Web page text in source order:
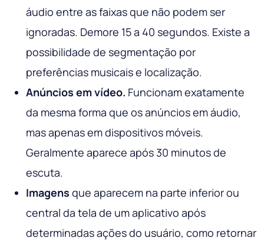
áudio entre as faixas que não podem ser
ignoradas. Demore 15 a 40 segundos. Existe a
possibilidade de segmentação por
preferências musicais e localização.
Anúncios em vídeo. Funcionam exatamente
da mesma forma que os anúncios em áudio,
mas apenas em dispositivos móveis.
Geralmente aparece após 30 minutos de
escuta.
Imagens que aparecem na parte inferior ou
central da tela de um aplicativo após
determinadas ações do usuário, como retornar